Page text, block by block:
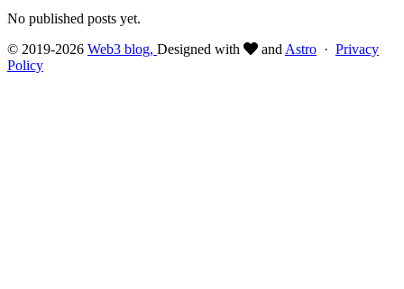
No published posts yet.
© 2019-2026 Web3 blog, Designed with and Astro · Privacy
Policy